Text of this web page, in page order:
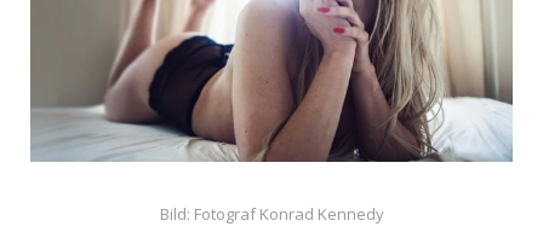
Bild: Fotograf Konrad Kennedy